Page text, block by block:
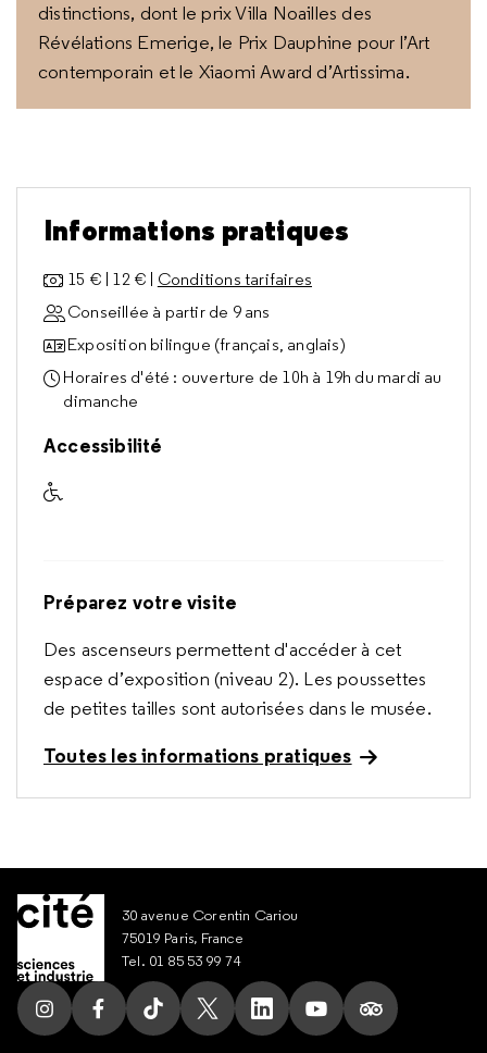
distinctions, dont le prix Villa Noailles des
Révélations Emerige, le Prix Dauphine pour l’Art
contemporain et le Xiaomi Award d’Artissima.
Informations pratiques
15 € | 12 € | Conditions tarifaires
Conseillée à partir de 9 ans
Exposition bilingue (français, anglais)
Horaires d'été : ouverture de 10h à 19h du mardi au
dimanche
Accessibilité
Préparez votre visite
Des ascenseurs permettent d'accéder à cet
espace d’exposition (niveau 2). Les poussettes
de petites tailles sont autorisées dans le musée.
Toutes les informations pratiques
30 avenue Corentin Cariou
75019 Paris, France
Tel. 01 85 53 99 74
Suivez nous sur Instagram
Suivez nous sur Facebook
Suivez nous sur Tik Tok
Suivez nous sur X
Suivez nous sur LinkedIn
Suivez nous sur
Suivez nous